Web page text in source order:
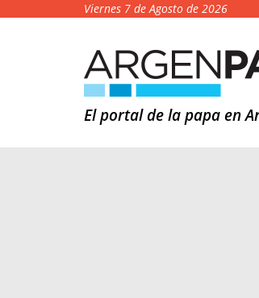
Viernes 7 de Agosto de 2026
El portal de la papa en